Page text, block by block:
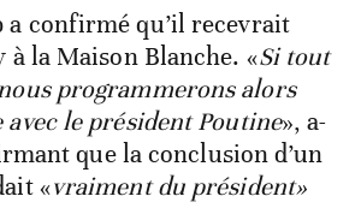
a confirmé qu’il recevrait
à la Maison Blanche. «Si tout
programmerons alors
le président Poutine», a-
que la conclusion d’un
«vraiment du président»